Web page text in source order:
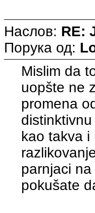
Наслов: RE:
Порука од:
Mislim da
uopšte ne
promena
kao takva i
parnjaci
pokušate